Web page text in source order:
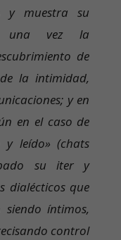
y muestra su
una vez la
de
la intimidad,
y en
en el caso de
y leído» (chats
su iter y
dialécticos que
siendo íntimos,
control